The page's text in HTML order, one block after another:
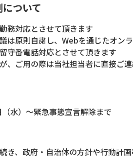
ついて
務対応とさせて頂きます
は原則自粛し、Webを通じたオン
守番電話対応とさせて頂きます
、ご用の際は当社担当者に直接ご
水）～緊急事態宣言解除まで
き、政府・自治体の方針や行動計